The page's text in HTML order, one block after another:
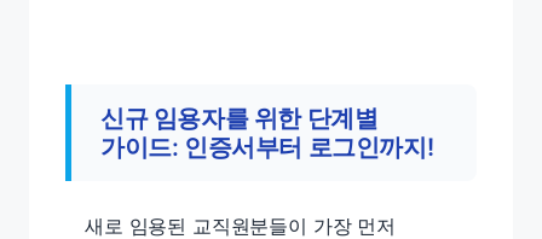
신규 임용자를 위한 단계별
가이드: 인증서부터 로그인까지!
새로 임용된 교직원분들이 가장 먼저